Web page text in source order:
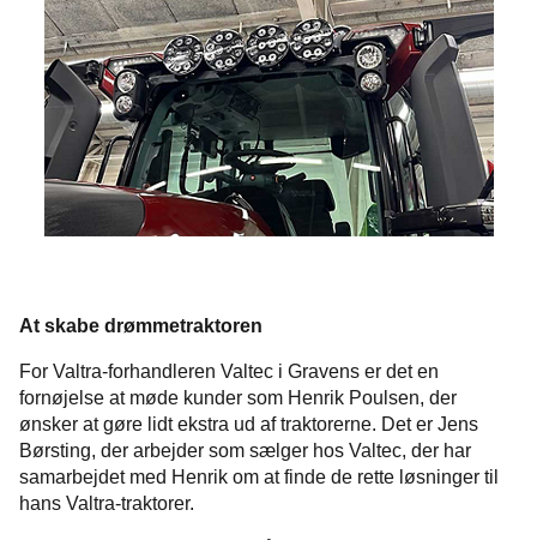
At skabe drømmetraktoren
For Valtra-forhandleren Valtec i Gravens er det en
fornøjelse at møde kunder som Henrik Poulsen, der
ønsker at gøre lidt ekstra ud af traktorerne. Det er Jens
Børsting, der arbejder som sælger hos Valtec, der har
samarbejdet med Henrik om at finde de rette løsninger til
hans Valtra-traktorer.